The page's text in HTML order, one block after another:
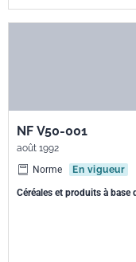
NF V50-001
août 1992
Norme
En vigueur
Céréales et produits à